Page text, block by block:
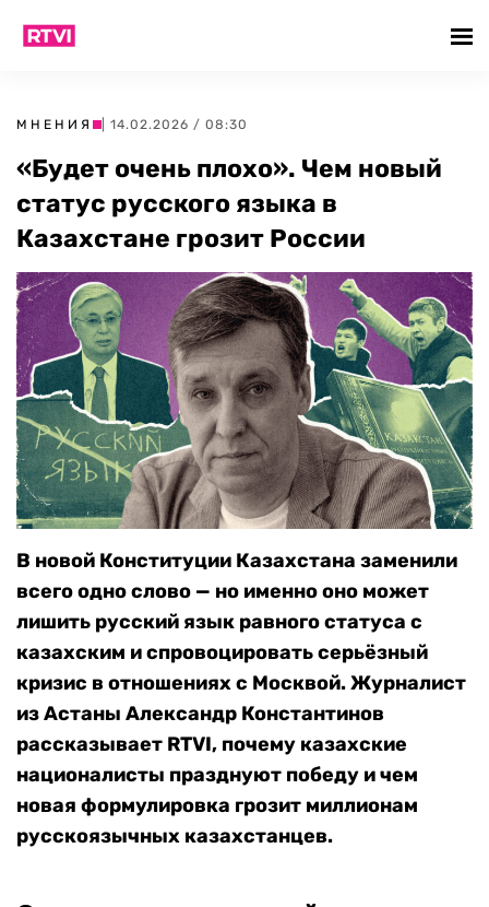
МНЕНИЯ | 14.02.2026 / 08:30
«Будет очень плохо». Чем новый
статус русского языка в
Казахстане грозит России
В новой Конституции Казахстана заменили
всего одно слово — но именно оно может
лишить русский язык равного статуса с
казахским и спровоцировать серьёзный
кризис в отношениях с Москвой. Журналист
из Астаны Александр Константинов
рассказывает RTVI, почему казахские
националисты празднуют победу и чем
новая формулировка грозит миллионам
русскоязычных казахстанцев.